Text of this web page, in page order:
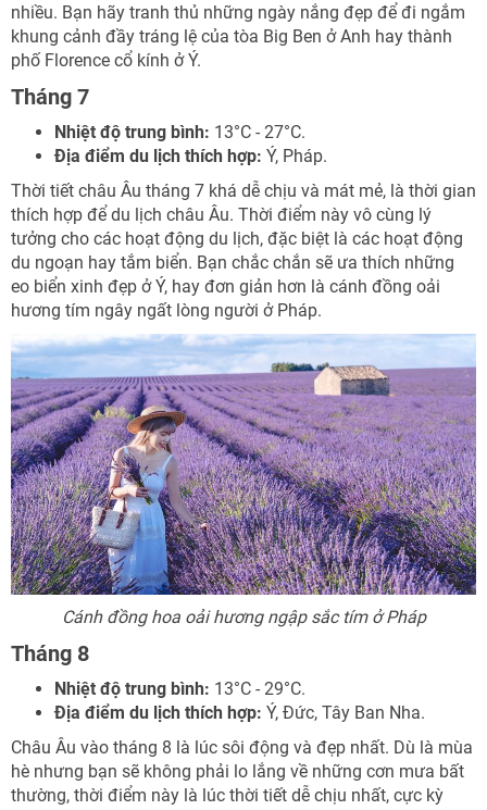
nhiều. Bạn hãy tranh thủ những ngày nắng đẹp để đi ngắm
khung cảnh đầy tráng lệ của tòa Big Ben ở Anh hay thành
phố Florence cổ kính ở Ý.
Tháng 7
Nhiệt độ trung bình: 13°C - 27°C.
Địa điểm du lịch thích hợp: Ý, Pháp.
Thời tiết châu Âu tháng 7 khá dễ chịu và mát mẻ, là thời gian
thích hợp để du lịch châu Âu. Thời điểm này vô cùng lý
tưởng cho các hoạt động du lịch, đặc biệt là các hoạt động
du ngoạn hay tắm biển. Bạn chắc chắn sẽ ưa thích những
eo biển xinh đẹp ở Ý, hay đơn giản hơn là cánh đồng oải
hương tím ngây ngất lòng người ở Pháp.
Cánh đồng hoa oải hương ngập sắc tím ở Pháp
Tháng 8
Nhiệt độ trung bình: 13°C - 29°C.
Địa điểm du lịch thích hợp: Ý, Đức, Tây Ban Nha.
Châu Âu vào tháng 8 là lúc sôi động và đẹp nhất. Dù là mùa
hè nhưng bạn sẽ không phải lo lắng về những cơn mưa bất
thường, thời điểm này là lúc thời tiết dễ chịu nhất, cực kỳ